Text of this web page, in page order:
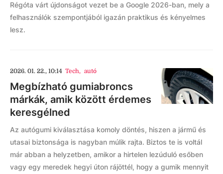
Régóta várt újdonságot vezet be a Google 2026-ban, mely a
felhasználók szempontjából igazán praktikus és kényelmes
lesz.
2026. 01. 22., 10:14 Tech, autó
Megbízható gumiabroncs
márkák, amik között érdemes
keresgélned
Az autógumi kiválasztása komoly döntés, hiszen a jármű és
utasai biztonsága is nagyban múlik rajta. Biztos te is voltál
már abban a helyzetben, amikor a hirtelen lezúduló esőben
vagy egy meredek hegyi úton rájöttél, hogy a gumik mennyit